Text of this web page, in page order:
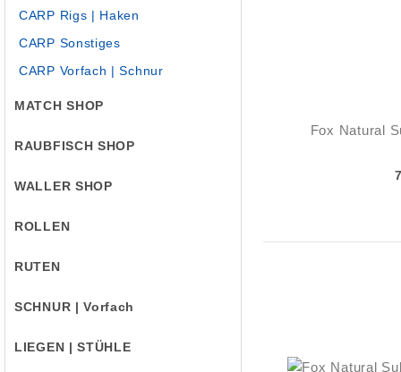
CARP Rigs | Haken
CARP Sonstiges
CARP Vorfach | Schnur
MATCH SHOP
RAUBFISCH SHOP
WALLER SHOP
ROLLEN
RUTEN
SCHNUR | Vorfach
LIEGEN | STÜHLE
Fox Natural